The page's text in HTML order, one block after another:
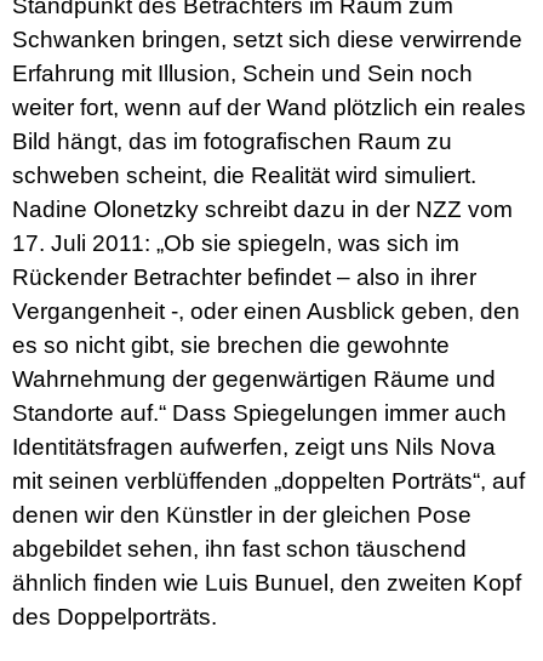
Standpunkt des Betrachters im Raum zum
Schwanken bringen, setzt sich diese verwirrende
Erfahrung mit Illusion, Schein und Sein noch
weiter fort, wenn auf der Wand plötzlich ein reales
Bild hängt, das im fotografischen Raum zu
schweben scheint, die Realität wird simuliert.
Nadine Olonetzky schreibt dazu in der NZZ vom
17. Juli 2011: „Ob sie spiegeln, was sich im
Rückender Betrachter befindet – also in ihrer
Vergangenheit -, oder einen Ausblick geben, den
es so nicht gibt, sie brechen die gewohnte
Wahrnehmung der gegenwärtigen Räume und
Standorte auf.“ Dass Spiegelungen immer auch
Identitätsfragen aufwerfen, zeigt uns Nils Nova
mit seinen verblüffenden „doppelten Porträts“, auf
denen wir den Künstler in der gleichen Pose
abgebildet sehen, ihn fast schon täuschend
ähnlich finden wie Luis Bunuel, den zweiten Kopf
des Doppelporträts.